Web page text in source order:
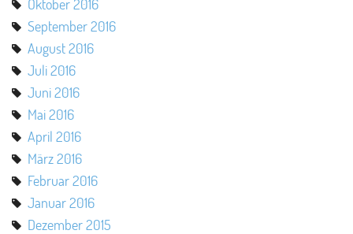
Oktober 2016
September 2016
August 2016
Juli 2016
Juni 2016
Mai 2016
April 2016
März 2016
Februar 2016
Januar 2016
Dezember 2015